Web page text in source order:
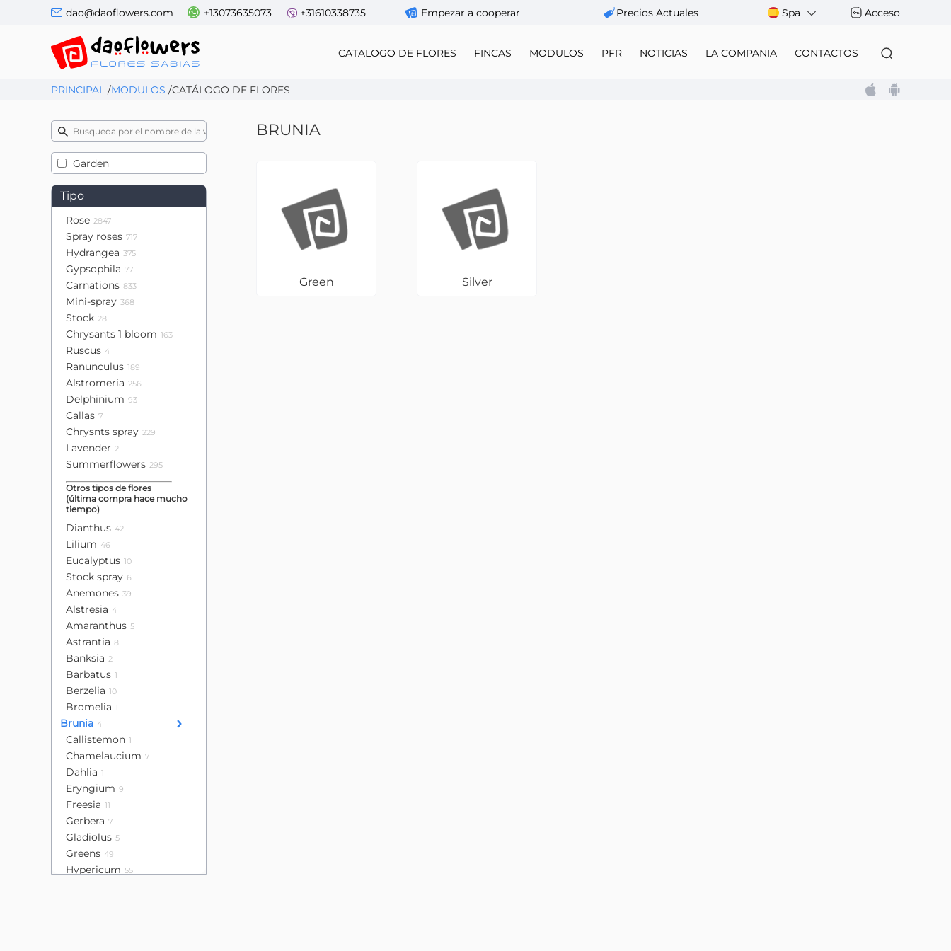
dao@daoflowers.com +13073635073 +31610338735 Empezar a cooperar Precios Actuales Spa Acceso
CATALOGO DE FLORES FINCAS MODULOS PFR NOTICIAS LA COMPANIA CONTACTOS
PRINCIPAL /MODULOS /CATÁLOGO DE FLORES
Garden
Tipo
Rose 2847
Spray roses 717
Hydrangea 375
Gypsophila 77
Carnations 833
Mini-spray 368
Stock 28
Chrysants 1 bloom 163
Ruscus 4
Ranunculus 189
Alstromeria 256
Delphinium 93
Callas 7
Chrysnts spray 229
Lavender 2
Summerflowers 295
Otros tipos de flores
(última compra hace mucho
tiempo)
Dianthus 42
Lilium 46
Eucalyptus 10
Stock spray 6
Anemones 39
Alstresia 4
Amaranthus 5
Astrantia 8
Banksia 2
Barbatus 1
Berzelia 10
Bromelia 1
Brunia 4
Callistemon 1
Chamelaucium 7
Dahlia 1
Eryngium 9
Freesia 11
Gerbera 7
Gladiolus 5
Greens 49
Hypericum 55
BRUNIA
Green Silver